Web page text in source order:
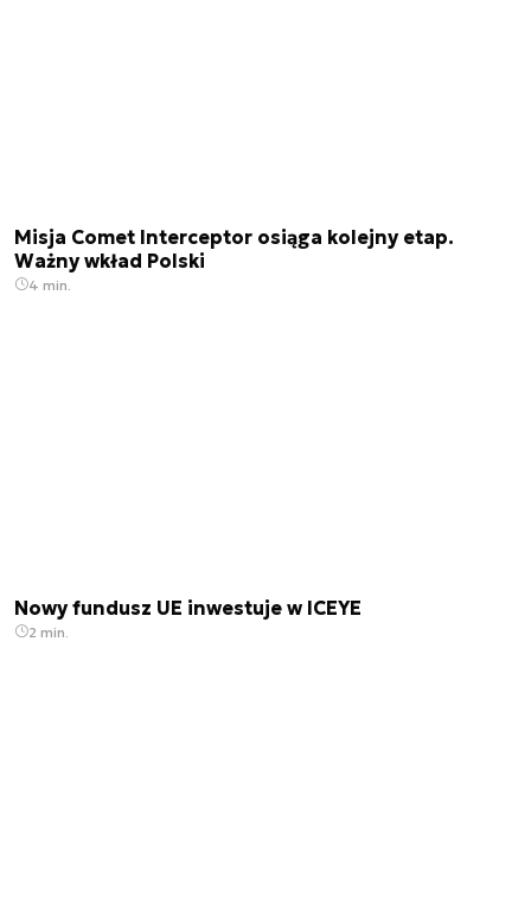
Misja Comet Interceptor osiąga kolejny etap.
Ważny wkład Polski
4 min.
Nowy fundusz UE inwestuje w ICEYE
2 min.